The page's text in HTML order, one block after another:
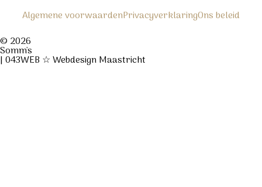
Algemene voorwaardenPrivacyverklaringOns beleid
© 2026
Somm's
| 043WEB ☆ Webdesign Maastricht